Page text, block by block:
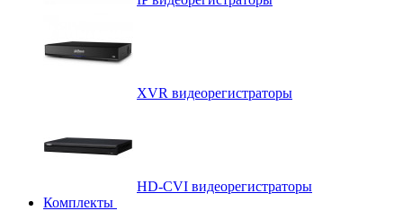
XVR видеорегистраторы
HD-CVI видеорегистраторы
Комплекты